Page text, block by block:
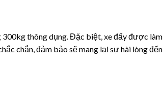
300kg thông dụng. Đặc biệt, xe đẩy được làm
chắn, đảm bảo sẽ mang lại sự hài lòng đến